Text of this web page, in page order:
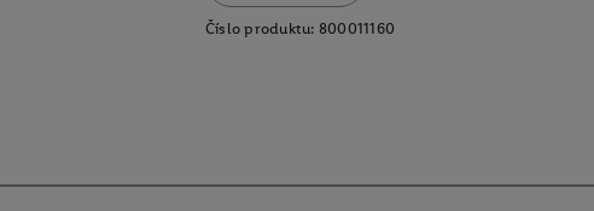
Číslo produktu: 800011160